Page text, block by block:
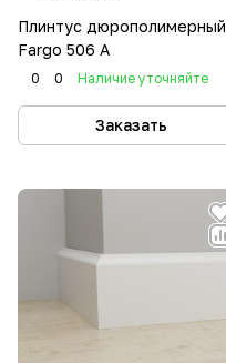
Плинтус дюрополимерный
Fargo 506 А
0 0 Наличие уточняйте
Заказать